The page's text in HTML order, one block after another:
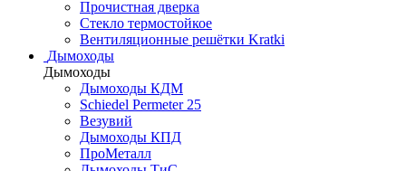
Прочистная дверка
Стекло термостойкое
Вентиляционные решётки Kratki
Дымоходы
Дымоходы
Дымоходы КДМ
Schiedel Permeter 25
Везувий
Дымоходы КПД
ПроМеталл